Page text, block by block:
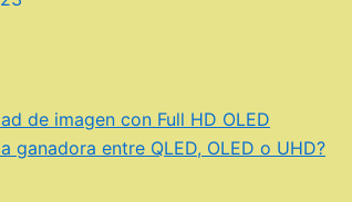
de imagen con Full HD OLED
ganadora entre QLED, OLED o UHD?